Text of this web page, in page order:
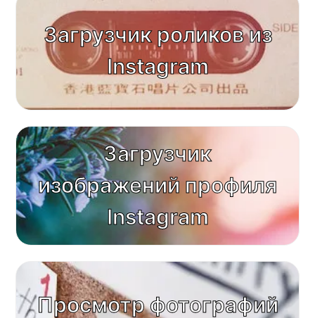
Загрузчик роликов из
Instagram
Загрузчик
изображений профиля
Instagram
Просмотр фотографий